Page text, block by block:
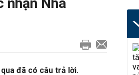
đã có câu trả lời.